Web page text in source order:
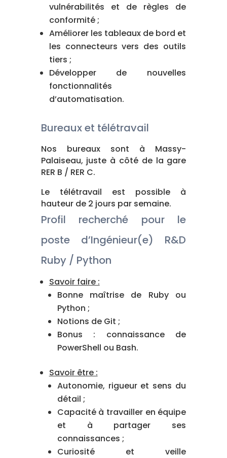
vulnérabilités et de règles de
conformité ;
Améliorer les tableaux de bord et
les connecteurs vers des outils
tiers ;
Développer de nouvelles
fonctionnalités
d’automatisation.
Bureaux et télétravail
Nos bureaux sont à Massy-
Palaiseau, juste à côté de la gare
RER B / RER C.
Le télétravail est possible à
hauteur de 2 jours par semaine.
Profil recherché pour le
poste d’Ingénieur(e) R&D
Ruby / Python
Savoir faire :
Bonne maîtrise de Ruby ou
Python ;
Notions de Git ;
Bonus : connaissance de
PowerShell ou Bash.
Savoir être :
Autonomie, rigueur et sens du
détail ;
Capacité à travailler en équipe
et à partager ses
connaissances ;
Curiosité et veille